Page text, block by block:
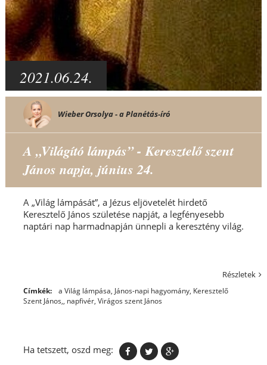
2021.06.24.
Wieber Orsolya - a Planétás-író
A „Világító lámpás” - Keresztelő szent
János napja, június 24.
A „Világ lámpását”, a Jézus eljövetelét hirdető
Keresztelő János születése napját, a legfényesebb
naptári nap harmadnapján ünnepli a keresztény világ.
Részletek
Címkék: a Világ lámpása, János-napi hagyomány, Keresztelő
Szent János,, napfivér, Virágos szent János
Ha tetszett, oszd meg: